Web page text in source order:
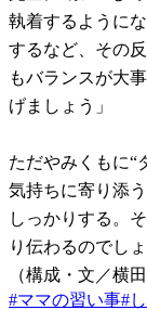
執着するように
するなど、その
もバランスが大
げましょう」
ただやみくもに
気持ちに寄り添
しっかりする。
り伝わるのでしょ
（構成・文／横
#ママの習い事#